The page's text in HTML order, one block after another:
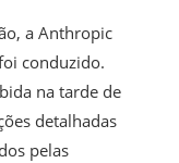
a Anthropic
conduzido.
na tarde de
detalhadas
pelas